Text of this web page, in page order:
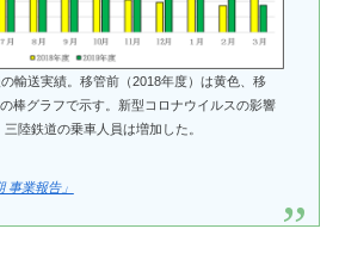
輸送実績。移管前（2018年度）は黄色、移
棒グラフで示す。新型コロナウイルスの影響
陸鉄道の乗車人員は増加した。
事業報告」